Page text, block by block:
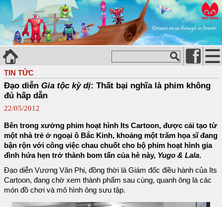
TIN TỨC
Đạo diễn Gia tộc kỳ dị: Thất bại nghĩa là phim không
đủ hấp dẫn
22/05/2012
Bên trong xưởng phim hoạt hình Its Cartoon, được cải tạo từ
một nhà trẻ ở ngoại ô Bắc Kinh, khoảng một trăm họa sĩ đang
bận rộn với công việc chau chuốt cho bộ phim hoạt hình gia
đình hứa hẹn trở thành bom tấn của hè này, Yugo & Lala.
Đạo diễn Vương Vân Phi, đồng thời là Giám đốc điều hành của Its
Cartoon, đang chờ xem thành phẩm sau cùng, quanh ông là các
món đồ chơi và mô hình ông sưu tập.